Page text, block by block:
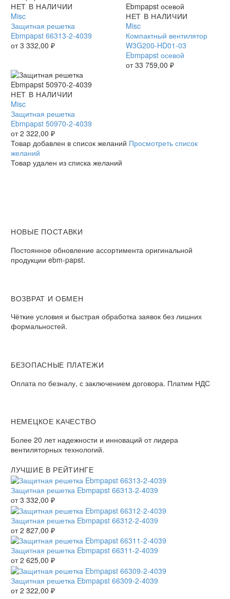
Защитная
решетка
Ebmpapst
66313-
2-
НЕТ В НАЛИЧИИ
Misc
Защитная решетка
Ebmpapst 66313-2-4039
от3 332,00 ₽
Компактный
вентилятор
W3G200-
HD01-
03
Ebmpapst
НЕТ В НАЛИЧИИ
Misc
Компактный вентилятор
W3G200-HD01-03
Ebmpapst осевой
от33 759,00 ₽
Защитная
решетка
Ebmpapst
50970-
2-
4039
НЕТ В НАЛИЧИИ
Misc
Защитная решетка
Ebmpapst 50970-2-4039
от2 322,00 ₽
Товар добавлен в список желаний Просмотреть список
желаний
Товар удален из списка желаний
НОВЫЕ ПОСТАВКИ
Постоянное обновление ассортимента оригинальной
продукции ebm-papst.
ВОЗВРАТ И ОБМЕН
Чёткие условия и быстрая обработка заявок без лишних
формальностей.
БЕЗОПАСНЫЕ ПЛАТЕЖИ
Оплата по безналу, с заключением договора. Платим НДС
НЕМЕЦКОЕ КАЧЕСТВО
Более 20 лет надежности и инноваций от лидера
вентиляторных технологий.
ЛУЧШИЕ В РЕЙТИНГЕ
Защитная решетка Ebmpapst 66313-2-4039
от3 332,00 ₽
Защитная решетка Ebmpapst 66312-2-4039
от2 827,00 ₽
Защитная решетка Ebmpapst 66311-2-4039
от2 625,00 ₽
Защитная решетка Ebmpapst 66309-2-4039
от2 322,00 ₽